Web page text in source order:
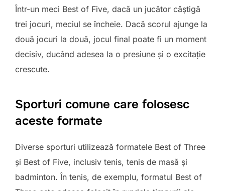
Într-un meci Best of Five, dacă un jucător câștigă
trei jocuri, meciul se încheie. Dacă scorul ajunge la
două jocuri la două, jocul final poate fi un moment
decisiv, ducând adesea la o presiune și o excitație
crescute.
Sporturi comune care folosesc
aceste formate
Diverse sporturi utilizează formatele Best of Three
și Best of Five, inclusiv tenis, tenis de masă și
badminton. În tenis, de exemplu, formatul Best of